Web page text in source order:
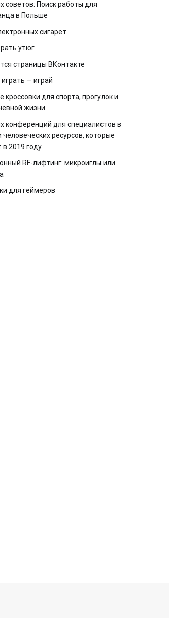
советов: Поиск работы для
в Польше
сигарет
утюг
страницы ВКонтакте
— играй
кроссовки для спорта, прогулок и
жизни
конференций для специалистов в
человеческих ресурсов, которые
в 2019 году
RF-лифтинг: микроиглы или
для геймеров